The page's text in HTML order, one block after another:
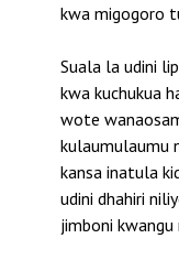
kwa migogoro
Suala la udini
kwa kuchukua
wote
kulaumulaumu
kansa inatula
udini dhahiri
jimboni